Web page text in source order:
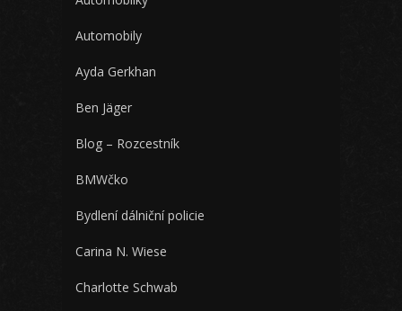
Automobily
Ayda Gerkhan
Ben Jäger
Blog – Rozcestník
BMWčko
Bydlení dálniční policie
Carina N. Wiese
Charlotte Schwab